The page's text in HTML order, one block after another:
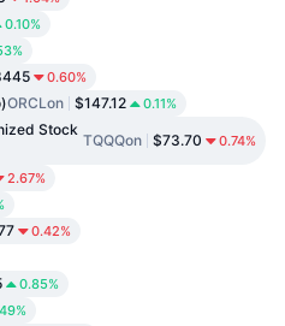
0.10%
0.60%
ORCLon $147.12 0.11%
Stock
TQQQon $73.70 0.74%
2.67%
0.42%
0.85%